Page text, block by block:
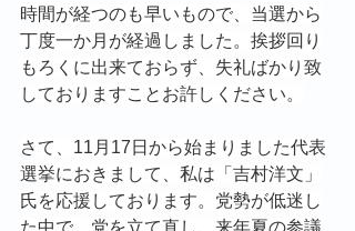
時間が経つのも早いもので、当選から
丁度一か月が経過しました。挨拶回り
もろくに出来ておらず、失礼ばかり致
しておりますことお許しください。
さて、11月17日から始まりました代表
選挙におきまして、私は「吉村洋文」
氏を応援しております。党勢が低迷し
た中で、党を立て直し、来年夏の参議